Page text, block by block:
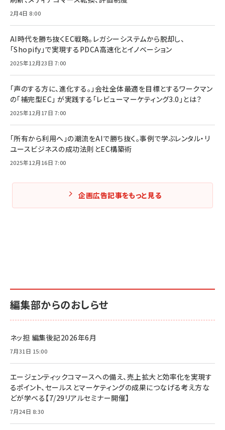
2月4日 8:00
AI時代を勝ち抜くEC戦略。レガシーシステムから脱却し、
「Shopify」で実現するPDCA高速化とイノベーション
2025年12月23日 7:00
「声のする方に、進化する。」会社全体最適を目標とするワークマン
の「補完型EC」 が実践する「レビューマーケティング3.0」とは？
2025年12月17日 7:00
「所有から利用へ」の潮流をAIで勝ち抜く。事例で学ぶレンタル・リ
ユースビジネスの成功法則とEC構築術
2025年12月16日 7:00
企画広告記事をもっと見る
編集部からのおしらせ
ネッ担 編集後記2026年6月
7月31日 15:00
エージェンティックコマースへの備え、売上拡大と効率化を実現す
るポイント、セールスとマーケティングの成果につなげる考え方な
どが学べる【7/29リアルセミナー開催】
7月24日 8:30